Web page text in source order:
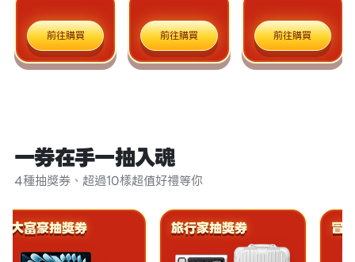
前往購買 前往購買 前往購買
一券在手一抽入魂
4種抽獎券、超過10樣超值好禮等你
大富豪抽獎券 旅行家抽獎券 冒